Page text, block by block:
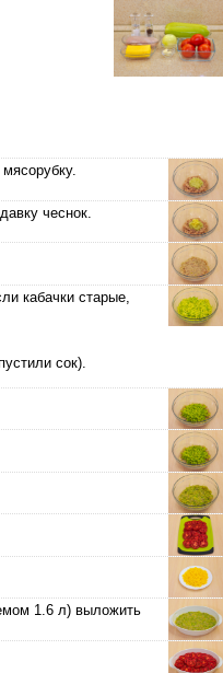
чеснок.
кабачки старые,
сок).
1.6 л) выложить